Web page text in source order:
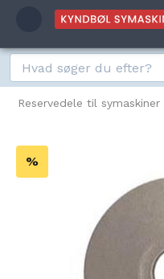
Reservedele til symaskiner
%